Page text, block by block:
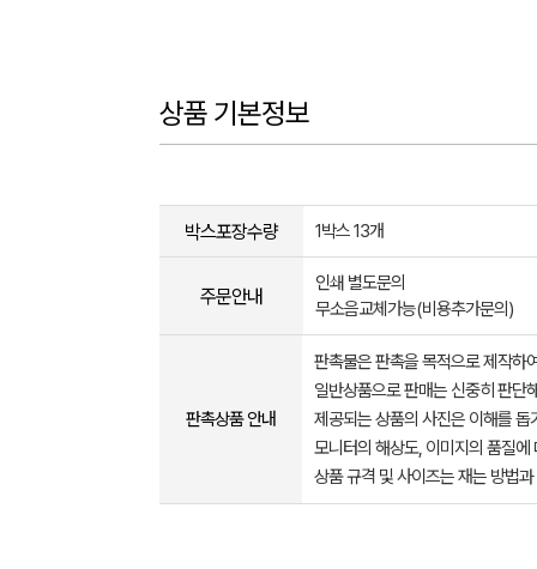
상품 기본정보
박스포장수량 1박스 13개
주문안내
인쇄 별도문의
무소음교체가능(비용추가문의)
판촉상품 안내
판촉물은 판촉을 목적으로 제작하
일반상품으로 판매는 신중히 판단
제공되는 상품의 사진은 이해를
모니터의 해상도, 이미지의 품질
상품 규격 및 사이즈는 재는 방법